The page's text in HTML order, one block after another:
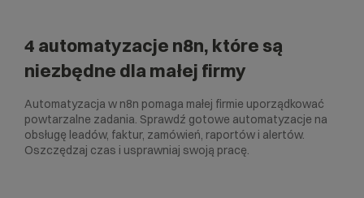
4 automatyzacje n8n, które są
niezbędne dla małej firmy
Automatyzacja w n8n pomaga małej firmie uporządkować
powtarzalne zadania. Sprawdź gotowe automatyzacje na
obsługę leadów, faktur, zamówień, raportów i alertów.
Oszczędzaj czas i usprawniaj swoją pracę.